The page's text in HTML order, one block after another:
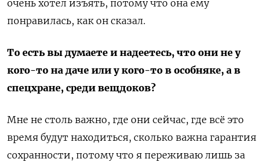
очень хотел изъять, потому что она ему
понравилась, как он сказал.
То есть вы думаете и надеетесь, что они не у
кого-то на даче или у кого-то в особняке, а в
спецхране, среди вещдоков?
Мне не столь важно, где они сейчас, где всё это
время будут находиться, сколько важна гарантия
сохранности, потому что я переживаю лишь за